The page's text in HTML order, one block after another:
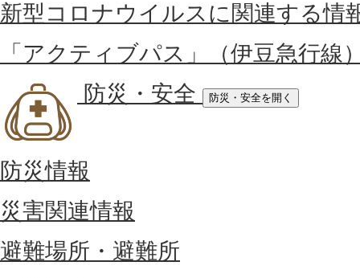
新型コロナウイルスに関連する情
「アクティブパス」（伊豆急行線
防災・安全
防災・安全を開く
防災情報
災害関連情報
避難場所・避難所